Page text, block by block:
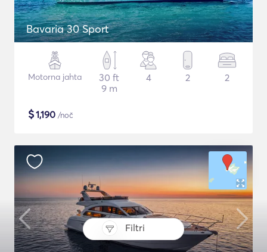
Filtri
Bavaria 30 Sport
Motorna jahta
30 ft
9 m
4 2 2
$1,190 /noč